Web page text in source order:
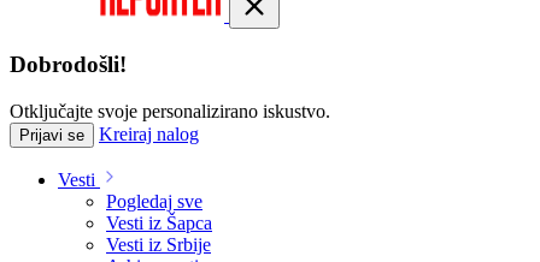
Dobrodošli!
Otključajte svoje personalizirano iskustvo.
Prijavi se Kreiraj nalog
Vesti
Pogledaj sve
Vesti iz Šapca
Vesti iz Srbije